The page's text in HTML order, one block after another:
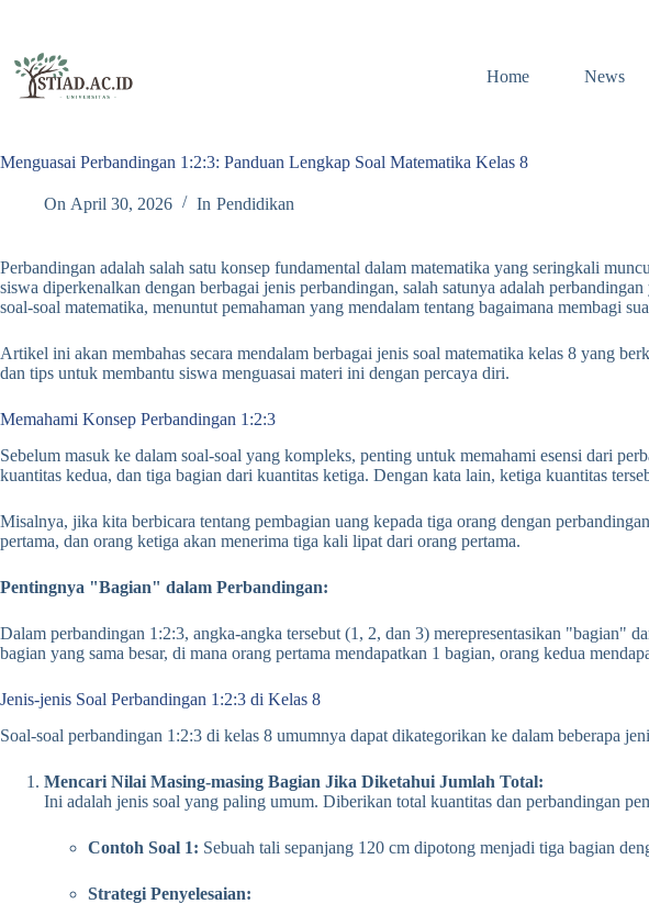
Home
News
Menguasai Perbandingan 1:2:3: Panduan Lengkap Soal Matematika Kelas 8
On April 30, 2026 In Pendidikan
Perbandingan adalah salah satu konsep fundamental dalam matematika yang seringkali
siswa diperkenalkan dengan berbagai jenis perbandingan, salah satunya adalah
soal-soal matematika, menuntut pemahaman yang mendalam tentang bagaimana membagi
Artikel ini akan membahas secara mendalam berbagai jenis soal matematika kelas 8 yang
dan tips untuk membantu siswa menguasai materi ini dengan percaya diri.
Memahami Konsep Perbandingan 1:2:3
Sebelum masuk ke dalam soal-soal yang kompleks, penting untuk memahami esensi dari
kuantitas kedua, dan tiga bagian dari kuantitas ketiga. Dengan kata lain, ketiga kuantitas
Misalnya, jika kita berbicara tentang pembagian uang kepada tiga orang dengan
pertama, dan orang ketiga akan menerima tiga kali lipat dari orang pertama.
Pentingnya "Bagian" dalam Perbandingan:
Dalam perbandingan 1:2:3, angka-angka tersebut (1, 2, dan 3) merepresentasikan "bagian"
bagian yang sama besar, di mana orang pertama mendapatkan 1 bagian, orang kedua
Jenis-jenis Soal Perbandingan 1:2:3 di Kelas 8
Soal-soal perbandingan 1:2:3 di kelas 8 umumnya dapat dikategorikan ke dalam beberapa
Mencari Nilai Masing-masing Bagian Jika Diketahui Jumlah Total:
Ini adalah jenis soal yang paling umum. Diberikan total kuantitas dan perbandingan
Contoh Soal 1: Sebuah tali sepanjang 120 cm dipotong menjadi tiga bagian
Strategi Penyelesaian: